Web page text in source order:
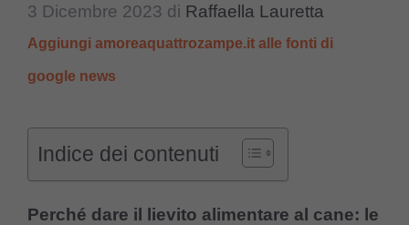
3 Dicembre 2023 di Raffaella Lauretta
Aggiungi amoreaquattrozampe.it alle fonti di
google news
Indice dei contenuti
Perché dare il lievito alimentare al cane: le